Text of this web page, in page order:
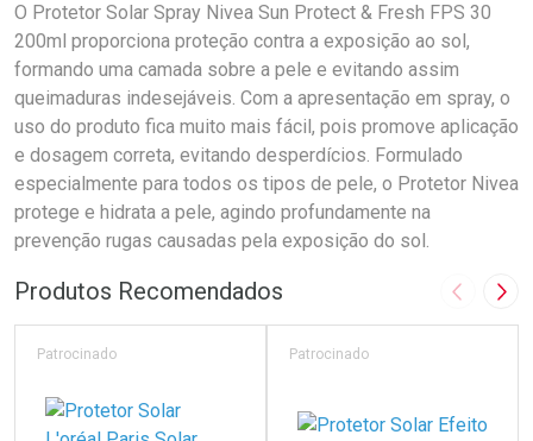
O Protetor Solar Spray Nivea Sun Protect & Fresh FPS 30
200ml proporciona proteção contra a exposição ao sol,
formando uma camada sobre a pele e evitando assim
queimaduras indesejáveis. Com a apresentação em spray, o
uso do produto fica muito mais fácil, pois promove aplicação
e dosagem correta, evitando desperdícios. Formulado
especialmente para todos os tipos de pele, o Protetor Nivea
protege e hidrata a pele, agindo profundamente na
prevenção rugas causadas pela exposição do sol.
Produtos Recomendados Imagem
Patrocinado Patrocinado